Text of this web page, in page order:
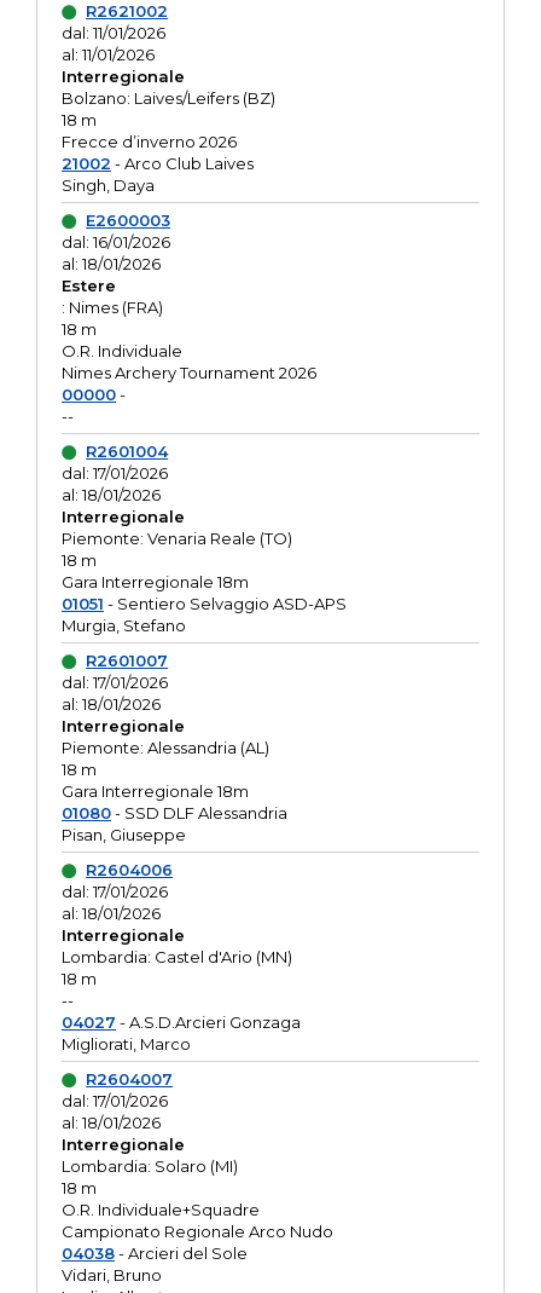
R2621002
dal: 11/01/2026
al: 11/01/2026
Interregionale
Bolzano: Laives/Leifers (BZ)
18 m
Frecce d’inverno 2026
21002 - Arco Club Laives
Singh, Daya
E2600003
dal: 16/01/2026
al: 18/01/2026
Estere
: Nimes (FRA)
18 m
O.R. Individuale
Nimes Archery Tournament 2026
00000-
--
R2601004
dal: 17/01/2026
al: 18/01/2026
Interregionale
Piemonte: Venaria Reale (TO)
18 m
Gara Interregionale 18m
01051 - Sentiero Selvaggio ASD-APS
Murgia, Stefano
R2601007
dal: 17/01/2026
al: 18/01/2026
Interregionale
Piemonte: Alessandria (AL)
18 m
Gara Interregionale 18m
01080- SSD DLF Alessandria
Pisan, Giuseppe
R2604006
dal: 17/01/2026
al: 18/01/2026
Interregionale
Lombardia: Castel d'Ario (MN)
18 m
--
04027 - A.S.D.Arcieri Gonzaga
Migliorati, Marco
R2604007
dal: 17/01/2026
al: 18/01/2026
Interregionale
Lombardia: Solaro (MI)
18 m
O.R. Individuale+Squadre
Campionato Regionale Arco Nudo
04038- Arcieri del Sole
Vidari, Bruno